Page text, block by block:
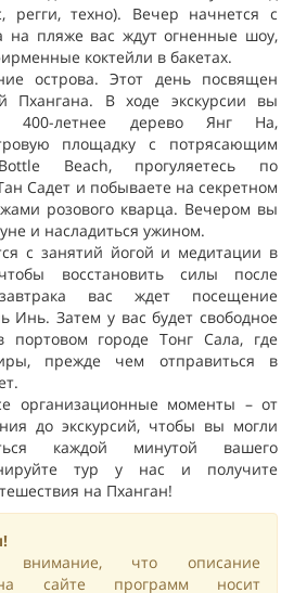
регги, техно). Вечер начнется с
на пляже вас ждут огненные шоу,
коктейли в бакетах.
острова. Этот день посвящен
Пхангана. В ходе экскурсии вы
400-летнее дерево Янг На,
площадку с потрясающим
Beach, прогуляетесь по
Садет и побываете на секретном
розового кварца. Вечером вы
и насладиться ужином.
с занятий йогой и медитации в
восстановить силы после
вас ждет посещение
Инь. Затем у вас будет свободное
городе Тонг Сала, где
прежде чем отправиться в
организационные моменты – от
до экскурсий, чтобы вы могли
каждой минутой вашего
тур у нас и получите
на Пханган!
что описание
на сайте программ носит